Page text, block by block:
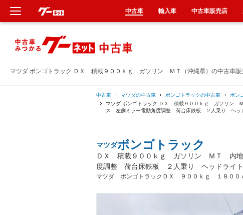
マツダ ボンゴトラック ＤＸ 積載９００ｋｇ ガソリン ＭＴ（沖縄県）の中古車販
中古車 マツダの中古車 ボンゴトラックの中古車 ボン
マツダ ボンゴトラック ＤＸ 積載９００ｋｇ ガソリン
ス 左側ミラー電動角度調整 荷台床鉄板 ２人乗り ヘッ
マツダボンゴトラック
ＤＸ 積載９００ｋｇ ガソリン ＭＴ 内地
度調整 荷台床鉄板 ２人乗り ヘッドライト
マツダ ボンゴトラックＤＸ ９００ｋｇ １８０
中古車 輸入車 中古車販売店
新車
中古車